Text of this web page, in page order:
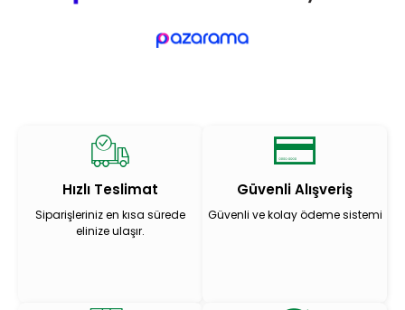
Hızlı Teslimat
Siparişleriniz en kısa sürede
elinize ulaşır.
Güvenli Alışveriş
Güvenli ve kolay ödeme sistemi